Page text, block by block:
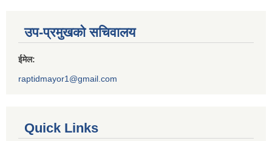
उप-प्रमुखको सचिवालय
ईमेल:
raptidmayor1@gmail.com
Quick Links